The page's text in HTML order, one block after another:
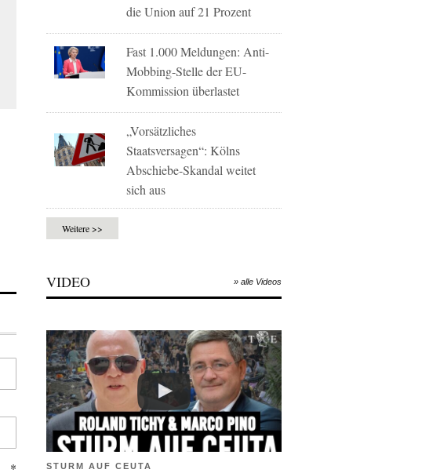
die Union auf 21 Prozent
Fast 1.000 Meldungen: Anti-
Mobbing-Stelle der EU-
Kommission überlastet
„Vorsätzliches
Staatsversagen“: Kölns
Abschiebe-Skandal weitet
sich aus
Weitere >>
VIDEO » alle Videos
STURM AUF CEUTA